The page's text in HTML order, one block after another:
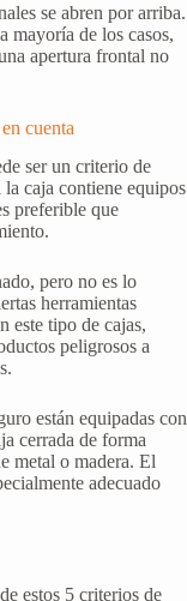
se abren por arriba.
mayoría de los casos,
apertura frontal no
cuenta
ser un criterio de
caja contiene equipos
preferible que
pero no es lo
herramientas
este tipo de cajas,
peligrosos a
están equipadas con
cerrada de forma
metal o madera. El
adecuado
estos 5 criterios de